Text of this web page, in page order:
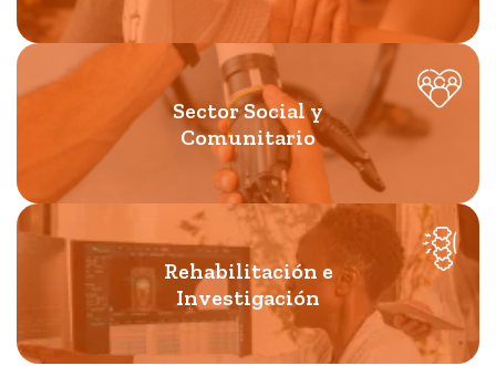
Sector Social y
Comunitario
Rehabilitación e
Investigación